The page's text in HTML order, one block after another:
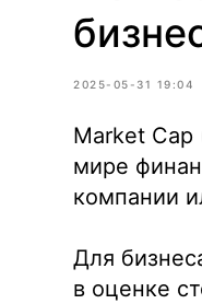
2025-05-31 19:04
Market Cap
мире
компании
Для
в оценке